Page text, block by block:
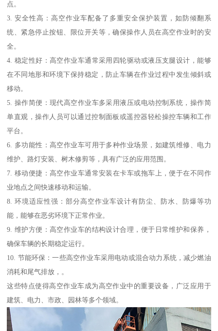
点。
3. 安全性高：高空作业车配备了多重安全保护装置，如防倾翻系
统、紧急停止按钮、限位开关等，确保操作人员在高空作业时的安
全。
4. 稳定性好：高空作业车通常采用四轮驱动或液压支腿设计，能够
在不同地形和环境下保持稳定，防止车辆在作业过程中发生倾斜或
移动。
5. 操作简便：现代高空作业车多采用液压或电动控制系统，操作简
单直观，操作人员可以通过控制面板或遥控器轻松操控车辆和工作
平台。
6. 多功能性：高空作业车可用于多种作业场景，如建筑维修、电力
维护、路灯安装、树木修剪等，具有广泛的应用范围。
7. 移动便捷：高空作业车通常安装在卡车或拖车上，便于在不同作
业地点之间快速移动和运输。
8. 环境适应性强：部分高空作业车设计有防尘、防水、防爆等功
能，能够在恶劣环境下正常作业。
9. 维护方便：高空作业车的结构设计合理，便于日常维护和保养，
确保车辆的长期稳定运行。
10. 节能环保：一些高空作业车采用电动或混合动力系统，减少燃油
消耗和尾气排放，。
这些特点使得高空作业车成为高空作业中的重要设备，广泛应用于
建筑、电力、市政、园林等多个领域。